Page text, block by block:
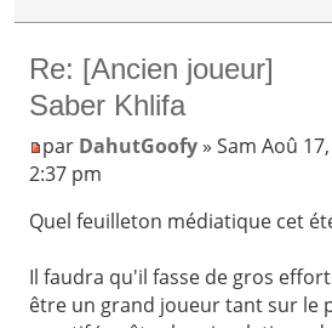
Re: [Ancien joueur]
Saber Khlifa
par DahutGoofy» Sam Aoû
2:37 pm
Quel feuilleton médiatique cet
Il faudra qu'il fasse de gros
être un grand joueur tant sur le